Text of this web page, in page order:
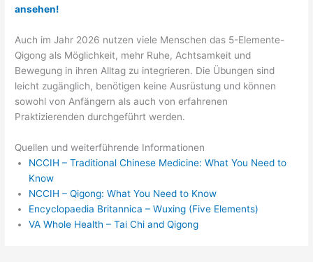
ansehen!
Auch im Jahr 2026 nutzen viele Menschen das 5-Elemente-
Qigong als Möglichkeit, mehr Ruhe, Achtsamkeit und
Bewegung in ihren Alltag zu integrieren. Die Übungen sind
leicht zugänglich, benötigen keine Ausrüstung und können
sowohl von Anfängern als auch von erfahrenen
Praktizierenden durchgeführt werden.
Quellen und weiterführende Informationen
NCCIH – Traditional Chinese Medicine: What You Need to
Know
NCCIH – Qigong: What You Need to Know
Encyclopaedia Britannica – Wuxing (Five Elements)
VA Whole Health – Tai Chi and Qigong